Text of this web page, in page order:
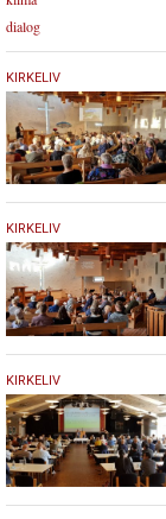
dialog
18.
marts
2024
KIRKELIV
30.
september
2022
KIRKELIV
9.
juni
2021
KIRKELIV